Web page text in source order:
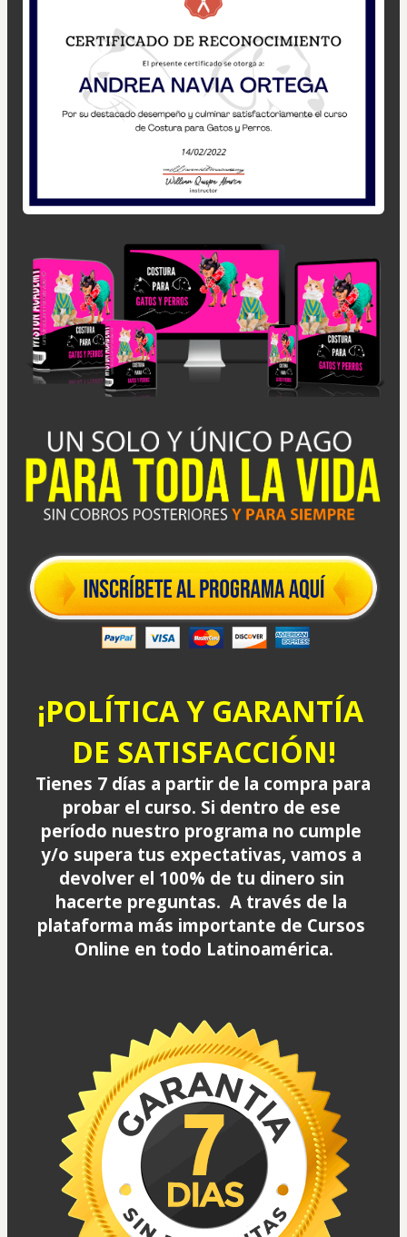
¡POLÍTICA Y GARANTÍA
DE SATISFACCIÓN!
Tienes 7 días a partir de la compra para
probar el curso. Si dentro de ese
período nuestro programa no cumple
y/o supera tus expectativas, vamos a
devolver el 100% de tu dinero sin
hacerte preguntas. A través de la
plataforma más importante de Cursos
Online en todo Latinoamérica.